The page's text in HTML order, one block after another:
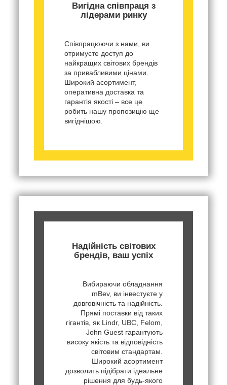
Вигідна співпраця з
лідерами ринку
Співпрацюючи з нами, ви
отримуєте доступ до
найкращих світових брендів
за привабливими цінами.
Широкий асортимент,
оперативна доставка та
гарантія якості – все це
робить нашу пропозицію ще
вигіднішою.
Надійність світових
брендів, ваш успіх
Вибираючи обладнання
mBev, ви інвестуєте у
довговічність та надійність.
Прямі поставки від таких
гігантів, як Lindr, UBC, Felom,
John Guest гарантують
високу якість та відповідність
світовим стандартам.
Широкий асортимент
дозволить підібрати ідеальне
рішення для будь-якого